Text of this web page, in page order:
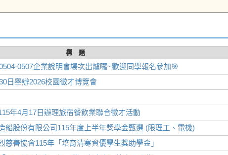
標 題
0507企業說明會場次出爐囉~歡迎同學報名參加🎯
日舉辦2026校園徵才博覽會
年4月17日辦理旅宿餐飲業聯合徵才活動
船股份有限公司115年度上半年獎學金甄選 (限理工、電機)
慈善協會115年「培育清寒資優學生獎助學金」